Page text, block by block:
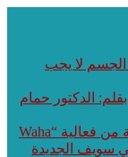
لا يجب
الدكتور حمام
واحات السيليكون تطلق النسخة الخامسة من فعالية “Waha